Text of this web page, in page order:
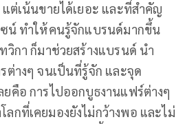
แต่เน้นขายได้เยอะ และที่สำคัญ
ซน์ ทำให้คนรู้จักแบรนด์มากขึ้น
กา ก็มาช่วยสร้างแบรนด์ นำ
ต่างๆ จนเป็นที่รู้จัก และจุด
คือ การไปออกบูธงานแฟร์ต่างๆ
ลกที่เคยมองยังไม่กว้างพอ และไม่